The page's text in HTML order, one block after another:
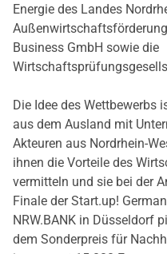
Energie des Landes
Business GmbH sowie die
Die Idee des Wettbewerbs
aus dem Ausland mit
Akteuren aus Nordrhein-
ihnen die Vorteile des
vermitteln und sie bei der
Finale der Start.up!
NRW.BANK in Düsseldorf
dem Sonderpreis für